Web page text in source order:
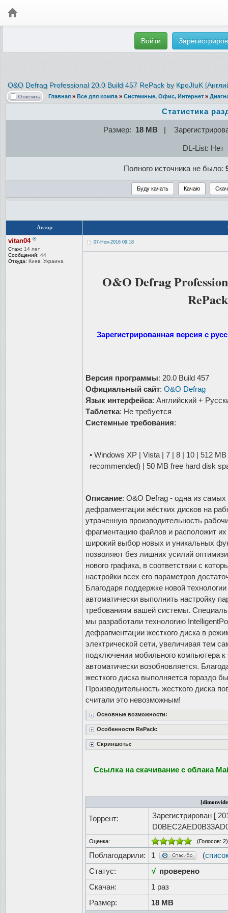
Войти
O&O Defrag Professional20.0 Build 457 RePack by KpoJIuK
Главная » Все для компа » Системные, Офис, Интернет »
Статистика
Размер: 18 MB |
DL-List: Нет
Полного источника не было:
Автор
vitan04 ®
Стаж: 14 лет
Сообщений: 44
Откуда: Киев, Украина
07-Ноя-2016 09:18
O&O Defrag
Зарегистрированная версия с
Версия программы: 20.0 Build 457
Официальный сайт: O&O Defrag
Язык интерфейса: Английский +
Таблетка: Не требуется
Системные требования:
• Windows XP | Vista | 7 | 8 | 10 | 512
recommended) | 50 MB free hard disk
Описание: O&O Defrag - одна из
дефрагментации жёстких дисков на
утраченную производительность
фрагментацию файлов и расположит
широкий выбор новых и уникальных
позволяют без лишних усилий
нового графика, в соответствии с
настройки всех его параметров
Благодаря поддержке новой
автоматически выполнить настройку
требованиям вашей системы.
мы разработали технологию
дефрагментации жесткого диска в
электрической сети, увеличивая тем
подключении мобильного компьютера
автоматически возобновляется.
жесткого диска выполняется гораздо
Производительность жесткого диска
считали это невозможным!
Основные возможности:
Особенности RePack:
Скриншоты:
Ссылка на скачивание с облака
Торрент: Зарегистрирован [
Оценка: (Голосов: 2)
Поблагодарили: 1 (
Статус:
√ проверено
Скачан:
1 раз
Размер:
18 MB